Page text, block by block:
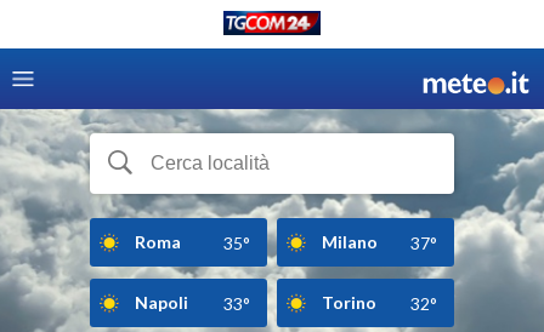
Roma 35° Milano 37°
Napoli 33° Torino 32°